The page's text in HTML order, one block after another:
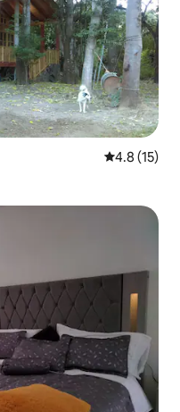
從 15 則評
4.8 (15)